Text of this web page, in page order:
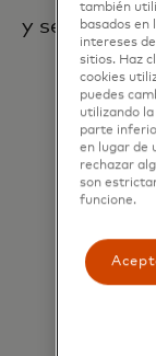
y seguro
también
basados en
intereses
sitios. Haz
cookies
puedes
utilizando
parte
en lugar de
rechazar
son
funcione.